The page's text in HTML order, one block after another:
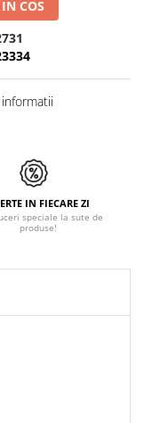
COS
IN FIECARE ZI
speciale la sute de
produse!